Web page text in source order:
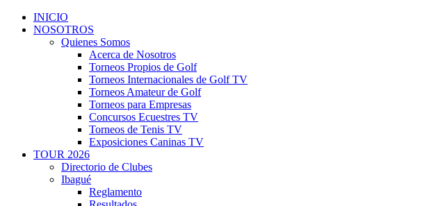
INICIO
NOSOTROS
Quienes Somos
Acerca de Nosotros
Torneos Propios de Golf
Torneos Internacionales de Golf TV
Torneos Amateur de Golf
Torneos para Empresas
Concursos Ecuestres TV
Torneos de Tenis TV
Exposiciones Caninas TV
TOUR 2026
Directorio de Clubes
Ibagué
Reglamento